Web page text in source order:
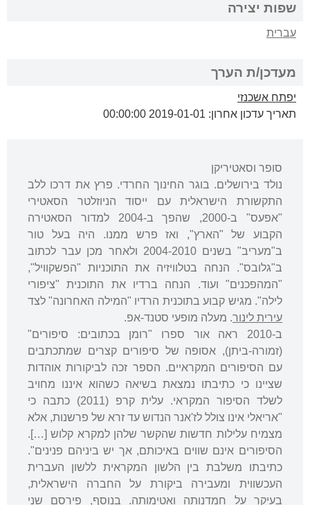
שפות יצירה
עברית
מעדכן/ת הערך
יפתח אשכנזי
תאריך עדכון אחרון: 2019-01-01 00:00:00
סופר וסאטיריקן
נולד בירושלים. בוגר החינוך החרדי. פרץ את דרכו ללב
התקשורת הישראלית עם ייסוד הניוזלטר הסאטירי
"אפעס" ב-2000, שהפך ב-2004 למדור הסאטירה
הקבוע של "הארץ", ואז פרש ממנו. היה בעל טור
ב"מעריב" בשנים 2004-2010 ולאחר מכן עבר לכתוב
ב"גלובס". הנחה בטלוויזיה את התוכניות "הפשקוויל",
"המהפכנים" ועוד. הנחה ברדיו את התוכנית "ציפורי
לילה". מגיש קבוע בתוכנית הרדיו "המילה האחרונה" לצד
עירית לינור. מעלה מופעי סטנד-אפ.
ב-2010 ראה אור ספרו "רומן בכתובים: סיפורים"
(זמורה-ביתן), אסופה של סיפורים קצרים שמתכתבים
עם הסיפורים המקראיים. הספר זכה לביקורות אוהדות
שציינו כי כתיבתו נמצאת בשיאה כשהוא איננו מחויב
לשלד הסיפור המקראי. עלית קרפ (2011) כתבה כי
"אריאלי אינו צולל לז'אנר הנדוש עד זרא של פרשנות, אלא
מצמיח עלילות חדשות שהקשר שלהן למקרא קלוש […].
הסיפורים אינם שווים באיכותם, אך יש ביניהם פנינים".
כתיבתו משלבת בין הלשון המקראית ללשון העברית
העכשווית ומעבירה ביקורת על החברה הישראלית,
בעיקר על חמדנותה ואטימותה. בנוסף, פירסם שני